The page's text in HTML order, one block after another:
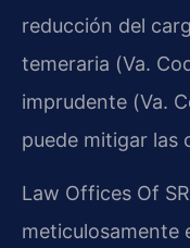
reducción del
temeraria (Va.
imprudente (Va.
puede mitigar las
Law Offices Of
meticulosamente